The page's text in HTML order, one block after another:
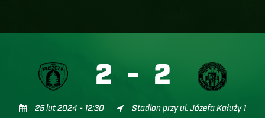
2 - 2
25 lut 2024 - 12:30
Stadion przy ul. Józefa Kałuży 1